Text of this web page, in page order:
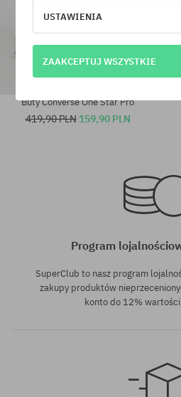
42
Buty Converse One Star Pro
419,90 PLN 159,90 PLN
Program
SuperClub to nasz program
zakupy produktów
konto do 12%
USTAWIENIA
ZAAKCEPTUJ WSZYSTKIE